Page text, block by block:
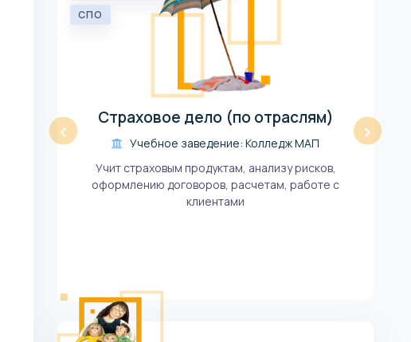
‹
СПО
Страховое дело (по отраслям)
Учебное заведение: Колледж МАП
Учит страховым продуктам, анализу рисков,
оформлению договоров, расчетам, работе с
клиентами
›